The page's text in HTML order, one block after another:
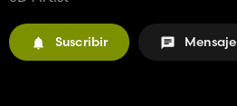
Suscribir Mensaje